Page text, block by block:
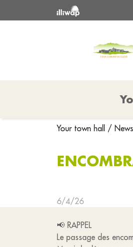
Your town hall / News
6/4/26
📢 RAPPEL
Le passage des